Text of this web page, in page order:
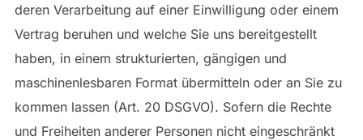
deren Verarbeitung auf einer Einwilligung oder einem
Vertrag beruhen und welche Sie uns bereitgestellt
haben, in einem strukturierten, gängigen und
maschinenlesbaren Format übermitteln oder an Sie zu
kommen lassen (Art. 20 DSGVO). Sofern die Rechte
und Freiheiten anderer Personen nicht eingeschränkt